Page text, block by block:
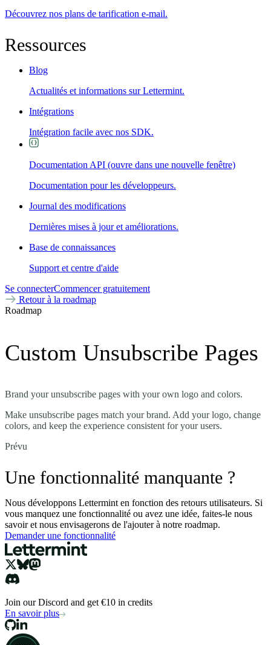
Découvrez nos plans de tarification e-mail.
Ressources
Blog
Actualités et informations sur Lettermint.
Intégrations
Intégration facile avec nos SDK.
Documentation API (ouvre dans une nouvelle fenêtre)
Documentation pour les développeurs.
Journal des modifications
Dernières mises à jour et améliorations.
Base de connaissances
Support et centre d'aide
Se connecterCommencer gratuitement
Retour à la roadmap
Roadmap
Custom Unsubscribe Pages
Brand your unsubscribe pages with your own logo and colors.
Make unsubscribe pages match your brand. Add your logo, change
colors, and keep the experience consistent for your users.
Prévu
Une fonctionnalité manquante ?
Nous développons Lettermint en fonction des retours utilisateurs. Si
vous manquez une fonctionnalité ou avez une idée, faites-le nous
savoir et nous envisagerons de l'ajouter à notre roadmap.
Demander une fonctionnalité
Join our Discord and get €10 in credits
En savoir plus